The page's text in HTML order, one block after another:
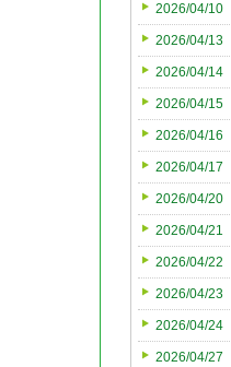
2026/04/10
2026/04/13
2026/04/14
2026/04/15
2026/04/16
2026/04/17
2026/04/20
2026/04/21
2026/04/22
2026/04/23
2026/04/24
2026/04/27